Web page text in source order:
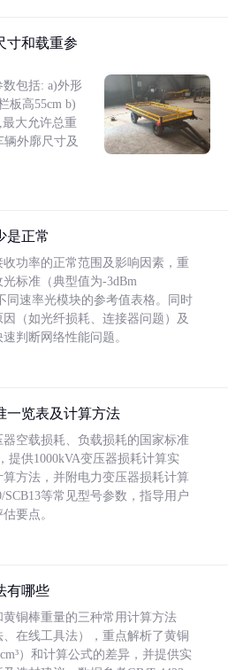
寸和载重参
数包括: a)外形
板高55cm b)
大允许总重
外廓尺寸及
是正常
功率的正常范围及影响因素，重
标准（典型值为-3dBm
同速率光模块的参考值表格。同时
（如光纤损耗、连接器问题）及
判断网络性能问题。
一览表及计算方法
空载损耗、负载损耗的国家标准
提供1000kVA变压器损耗计算实
方法，并附电力变压器损耗计算
SCB13等常见型号参数，指导用户
要点。
有哪些
铜棒重量的三种常用计算方法
、在线工具法），重点解析了黄铜
）和计算公式的差异，并提供实